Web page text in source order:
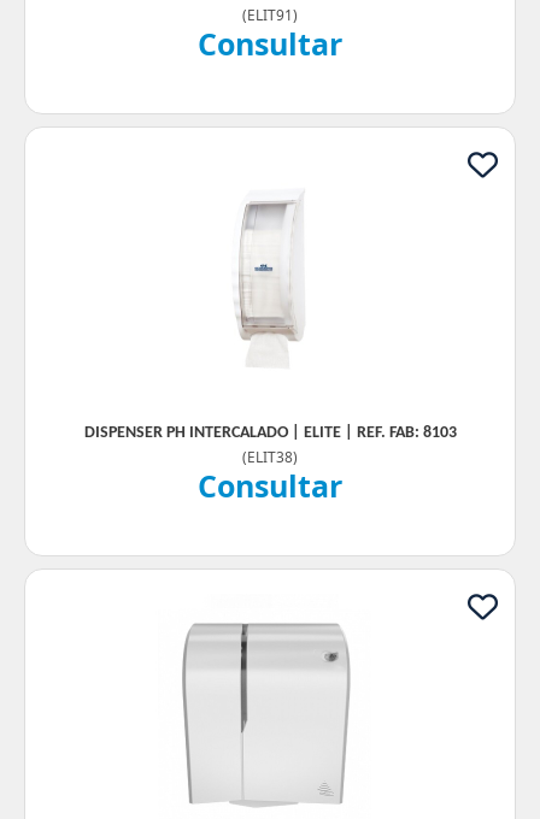
(ELIT91)
Consultar
DISPENSER PH INTERCALADO | ELITE | REF. FAB: 8103
(ELIT38)
Consultar